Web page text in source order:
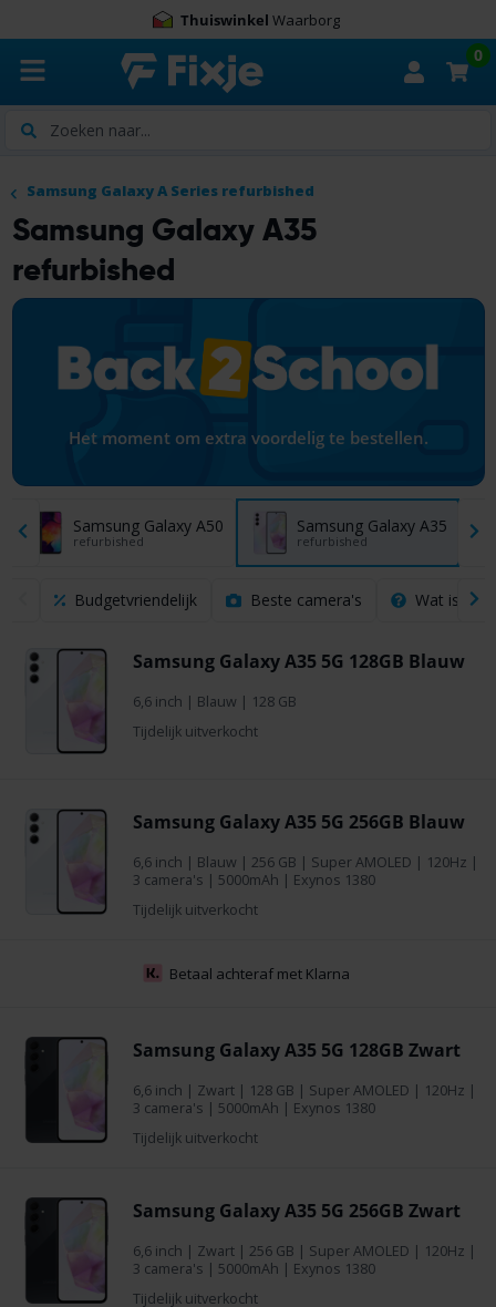
Thuiswinkel Waarborg
Zoeken
0
Samsung Galaxy A Series refurbished
Samsung Galaxy A35
refurbished
Het moment om extra voordelig te bestellen.
Samsung Galaxy A50
refurbished
Samsung Galaxy A35
refurbished
Budgetvriendelijk Beste camera's Wat is een
Samsung Galaxy A35 5G 128GB Blauw
6,6 inch | Blauw | 128 GB
Tijdelijk uitverkocht
Samsung Galaxy A35 5G 256GB Blauw
6,6 inch | Blauw | 256 GB | Super AMOLED | 120Hz |
3 camera's | 5000mAh | Exynos 1380
Tijdelijk uitverkocht
Samsung Galaxy A35 5G 128GB Zwart
6,6 inch | Zwart | 128 GB | Super AMOLED | 120Hz |
3 camera's | 5000mAh | Exynos 1380
Tijdelijk uitverkocht
Betaal achteraf met Klarna
Samsung Galaxy A35 5G 256GB Zwart
6,6 inch | Zwart | 256 GB | Super AMOLED | 120Hz |
3 camera's | 5000mAh | Exynos 1380
Tijdelijk uitverkocht